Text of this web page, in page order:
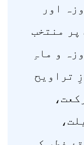
اور
پر منتخب
و ماہِ
تراویح